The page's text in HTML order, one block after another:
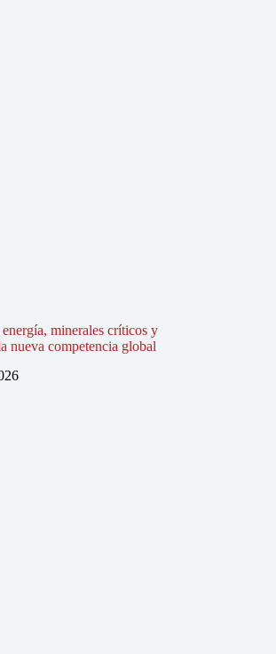
minerales críticos y
nueva competencia global